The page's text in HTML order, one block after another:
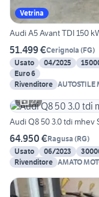
Vetrina
Audi A5 Avant TDI 150
51.499 €Cerignola (FG)
Usato
04/2025
Euro 6
Rivenditore AUTOSTILE
27
Audi Q8 50 3.0 tdi
64.950 €Ragusa (RG)
Usato
06/2023
Rivenditore AMATO